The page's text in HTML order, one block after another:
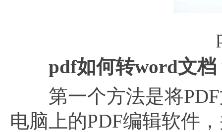
pdf如何转word文档
第一个方法是将PDF
电脑上的PDF编辑软件